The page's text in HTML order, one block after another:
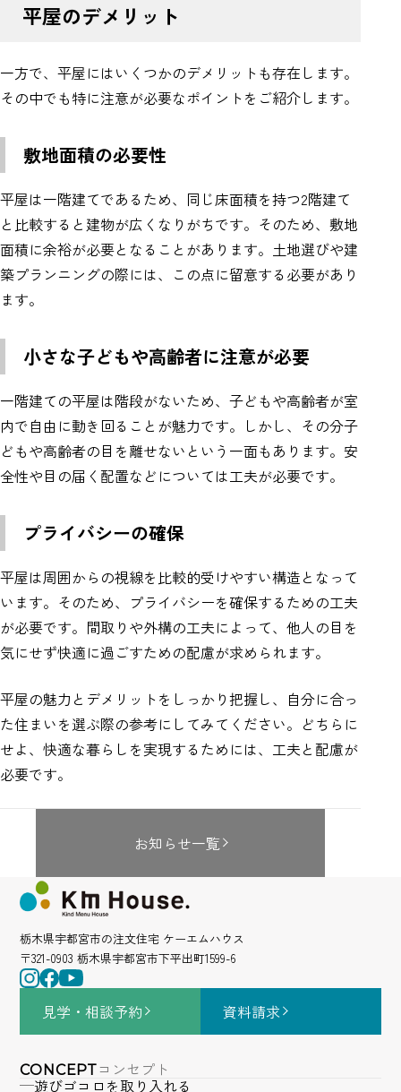
平屋のデメリット
一方で、平屋にはいくつかのデメリットも存在します。
その中でも特に注意が必要なポイントをご紹介します。
敷地面積の必要性
平屋は一階建てであるため、同じ床面積を持つ2階建て
と比較すると建物が広くなりがちです。そのため、敷地
面積に余裕が必要となることがあります。土地選びや建
築プランニングの際には、この点に留意する必要があり
ます。
小さな子どもや高齢者に注意が必要
一階建ての平屋は階段がないため、子どもや高齢者が室
内で自由に動き回ることが魅力です。しかし、その分子
どもや高齢者の目を離せないという一面もあります。安
全性や目の届く配置などについては工夫が必要です。
プライバシーの確保
平屋は周囲からの視線を比較的受けやすい構造となって
います。そのため、プライバシーを確保するための工夫
が必要です。間取りや外構の工夫によって、他人の目を
気にせず快適に過ごすための配慮が求められます。
平屋の魅力とデメリットをしっかり把握し、自分に合っ
た住まいを選ぶ際の参考にしてみてください。どちらに
せよ、快適な暮らしを実現するためには、工夫と配慮が
必要です。
お知らせ一覧
栃木県宇都宮市の注文住宅 ケーエムハウス
〒321-0903 栃木県宇都宮市下平出町1599-6
見学・相談予約 資料請求
CONCEPTコンセプト
遊びゴコロを取り入れる